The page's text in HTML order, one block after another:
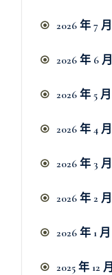
2026 年 7 月
2026 年 6 月
2026 年 5 月
2026 年 4 月
2026 年 3 月
2026 年 2 月
2026 年 1 月
2025 年 12 月